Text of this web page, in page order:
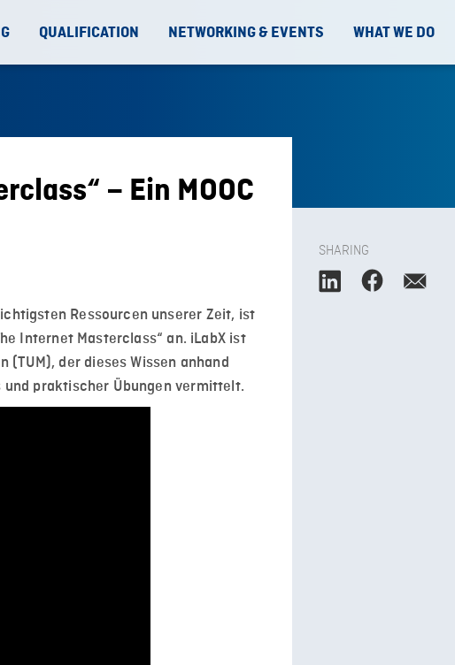
QUALIFICATION NETWORKING & EVENTS WHAT WE DO
– Ein MOOC
Ressourcen unserer Zeit, ist
Internet Masterclass“ an. iLabX ist
(TUM), der dieses Wissen anhand
und praktischer Übungen vermittelt.
SHARING